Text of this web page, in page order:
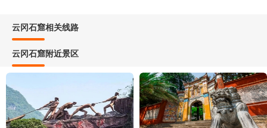
云冈石窟相关线路
云冈石窟附近景区